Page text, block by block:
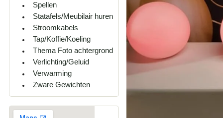
Spellen
Statafels/Meubilair huren
Stroomkabels
Tap/Koffie/Koeling
Thema Foto achtergrond
Verlichting/Geluid
Verwarming
Zware Gewichten